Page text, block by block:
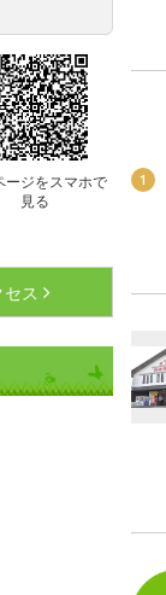
ージをスマホで
見る
ス
1